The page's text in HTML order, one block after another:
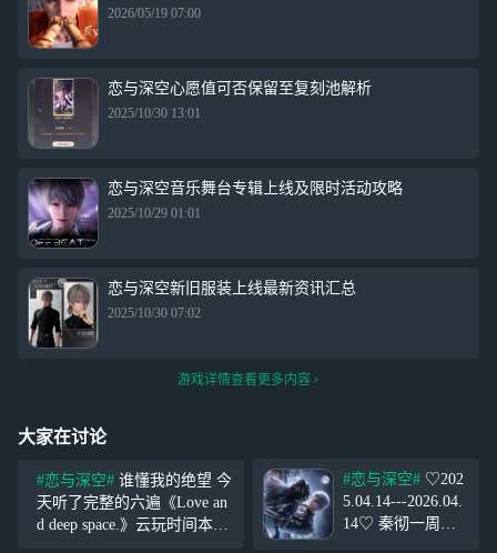
2026/05/19 07:00
恋与深空心愿值可否保留至复刻池解析
2025/10/30 13:01
恋与深空音乐舞台专辑上线及限时活动攻略
2025/10/29 01:01
恋与深空新旧服装上线最新资讯汇总
2025/10/30 07:02
游戏详情查看更多内容
大家在讨论
#恋与深空# 谁懂我的绝望 今
天听了完整的六遍《Love an
d deep space.》云玩时间本来
#恋与深空# ♡202
5.04.14---2026.04.
14♡ 秦彻一周年